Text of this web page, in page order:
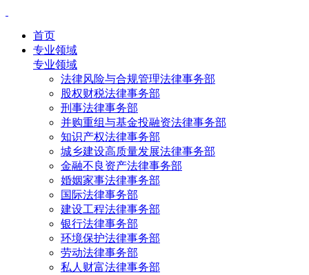
首页
专业领域
专业领域
法律风险与合规管理法律事务部
股权财税法律事务部
刑事法律事务部
并购重组与基金投融资法律事务部
知识产权法律事务部
城乡建设高质量发展法律事务部
金融不良资产法律事务部
婚姻家事法律事务部
国际法律事务部
建设工程法律事务部
银行法律事务部
环境保护法律事务部
劳动法律事务部
私人财富法律事务部